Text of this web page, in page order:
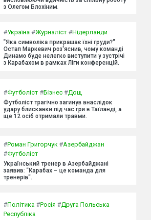
з Олегом Блохіним.
#Україна #Журналіст #Нідерланди
"Яка символіка прикрашає їхні груди?"
Остап Маркевич роз'яснив, чому команді
Динамо буде нелегко виступити у зустрічі
з Карабахом в рамках Ліги конференцій.
#Футболіст #Бізнес #Дощ
Футболіст трагічно загинув внаслідок
удару блискавки під час гри в Таїланді, а
ще 12 осіб отримали травми.
#Роман Григорчук #Азербайджан
#Футболіст
Український тренер в Азербайджані
заявив: "Карабах – це команда для
тренерів".
#Політика #Росія #Друга Польська
Республіка